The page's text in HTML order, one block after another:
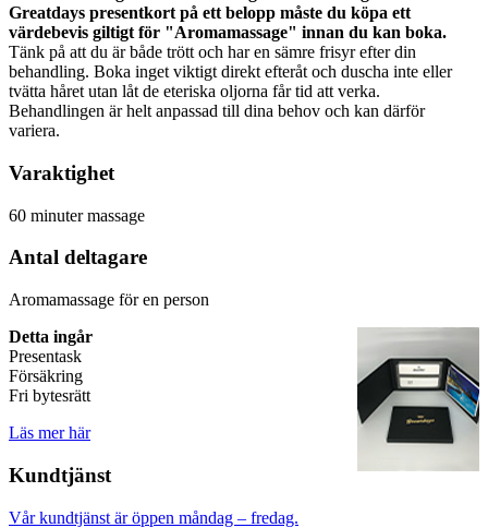
Greatdays presentkort på ett belopp måste du köpa ett
värdebevis giltigt för "Aromamassage" innan du kan boka.
Tänk på att du är både trött och har en sämre frisyr efter din
behandling. Boka inget viktigt direkt efteråt och duscha inte eller
tvätta håret utan låt de eteriska oljorna får tid att verka.
Behandlingen är helt anpassad till dina behov och kan därför
variera.
Varaktighet
60 minuter massage
Antal deltagare
Aromamassage för en person
Detta ingår
Presentask
Försäkring
Fri bytesrätt
Läs mer här
Kundtjänst
Vår kundtjänst är öppen måndag – fredag.